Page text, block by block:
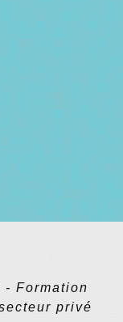
- Formation
privé